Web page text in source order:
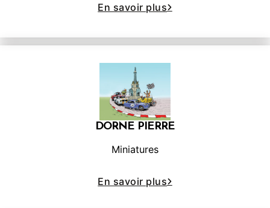
En savoir plus
DORNE PIERRE
Miniatures
En savoir plus